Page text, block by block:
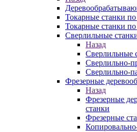
Токарные станки по
Токарные станки
Сверлильные
Назад
Сверлильные
Сверлильно-
Сверлильно-
Фрезерные
Назад
Фрезерные
станки
Фрезерные